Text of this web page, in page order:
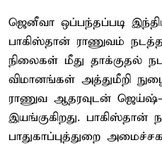
ஜெனீவா ஒப்பந்தப்படி
பாகிஸ்தான் ராணுவம்
நிலைகள் மீது தாக்குதல்
விமானங்கள் அத்துமீறி
ராணுவ ஆதரவுடன் ஜெய்ஷ்-
இயங்குகிறது. பாகிஸ்தான்
பாதுகாப்புத்துறை